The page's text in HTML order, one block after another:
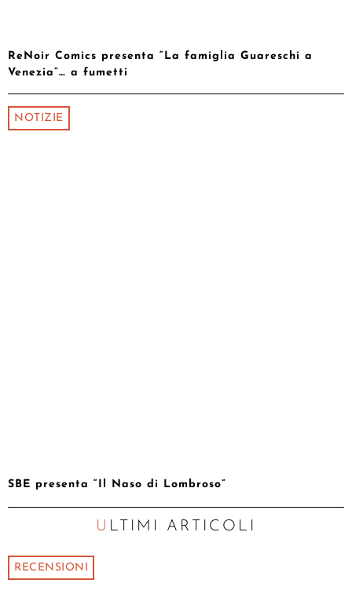
ReNoir Comics presenta “La famiglia Guareschi a
Venezia”… a fumetti
NOTIZIE
SBE presenta “Il Naso di Lombroso”
ULTIMI ARTICOLI
RECENSIONI